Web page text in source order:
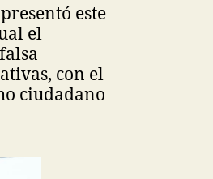
este
el
con el
ciudadano